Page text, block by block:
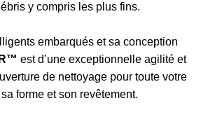
y compris les plus fins.
embarqués et sa conception
est d’une exceptionnelle agilité et
de nettoyage pour toute votre
forme et son revêtement.